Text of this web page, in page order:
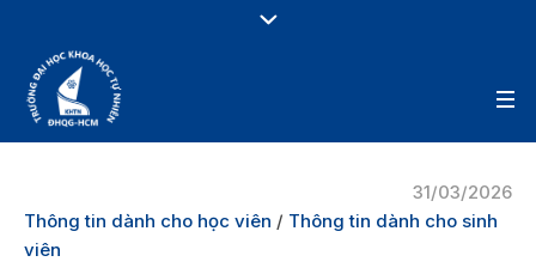
31/03/2026
Thông tin dành cho học viên / Thông tin dành cho sinh
viên